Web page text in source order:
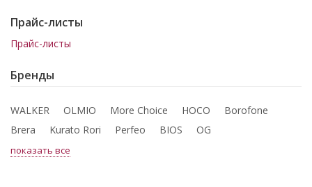
Прайс-листы
Прайс-листы
Бренды
WALKER OLMIO More Choice HOCO
Borofone
Brera
Kurato Rori Perfeo BIOS OG
показать все